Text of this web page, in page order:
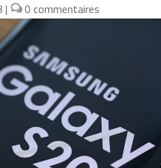
| 0 commentaires